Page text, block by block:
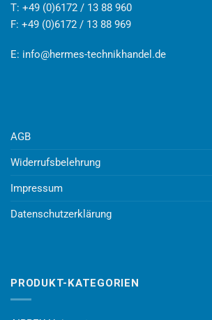
T: +49 (0)6172 / 13 88 960
F: +49 (0)6172 / 13 88 969
E: info@hermes-technikhandel.de
AGB
Widerrufsbelehrung
Impressum
Datenschutzerklärung
PRODUKT-KATEGORIEN